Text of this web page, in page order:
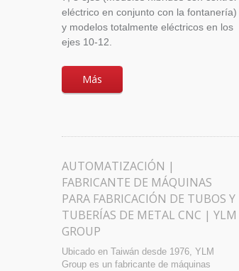
eléctrico en conjunto con la fontanería)
y modelos totalmente eléctricos en los
ejes 10-12.
Más
AUTOMATIZACIÓN |
FABRICANTE DE MÁQUINAS
PARA FABRICACIÓN DE TUBOS Y
TUBERÍAS DE METAL CNC | YLM
GROUP
Ubicado en Taiwán desde 1976, YLM
Group es un fabricante de máquinas